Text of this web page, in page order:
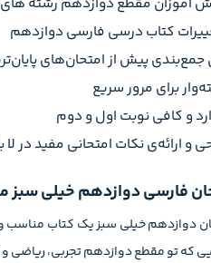
کتاب درسی فارسی دوازدهم
جمع‌بندی پیش از امتحان‌های
برای مرور سریع
و کافی نوبت اول و دوم
و ارائه‌ی نکات امتحانی مفید در لا
فارسی دوازدهم خیلی سبز
که تو مقطع دوازدهم تجربی،